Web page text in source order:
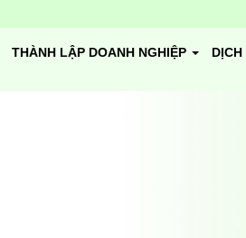
THÀNH LẬP DOANH NGHIỆP